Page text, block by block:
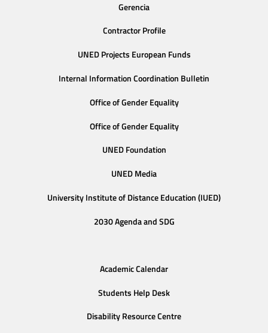
Gerencia
Contractor Profile
UNED Projects European Funds
Internal Information Coordination Bulletin
Office of Gender Equality
Office of Gender Equality
UNED Foundation
UNED Media
University Institute of Distance Education (IUED)
2030 Agenda and SDG
Academic Calendar
Students Help Desk
Disability Resource Centre